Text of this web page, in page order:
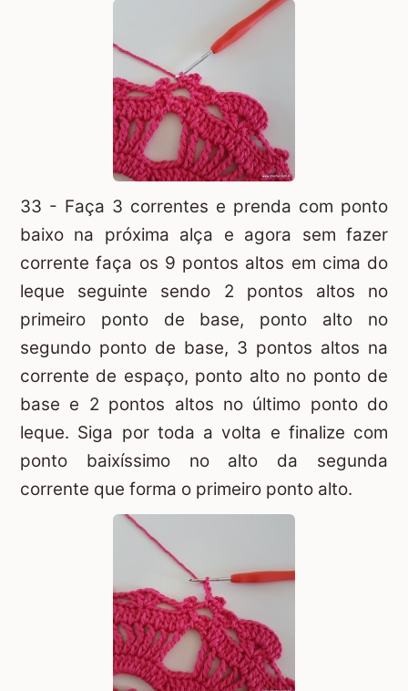
33 - Faça 3 correntes e prenda com ponto
baixo na próxima alça e agora sem fazer
corrente faça os 9 pontos altos em cima do
leque seguinte sendo 2 pontos altos no
primeiro ponto de base, ponto alto no
segundo ponto de base, 3 pontos altos na
corrente de espaço, ponto alto no ponto de
base e 2 pontos altos no último ponto do
leque. Siga por toda a volta e finalize com
ponto baixíssimo no alto da segunda
corrente que forma o primeiro ponto alto.